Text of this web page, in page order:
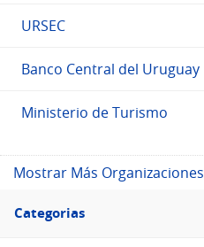
URSEC
Banco Central del Uruguay
Ministerio de Turismo
Mostrar Más Organizaciones
Filtro
Categorias
Categorias